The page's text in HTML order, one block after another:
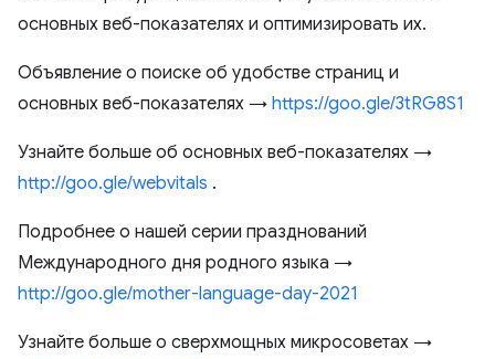
основных веб-показателях и оптимизировать их.
Объявление о поиске об удобстве страниц и
основных веб-показателях → https://goo.gle/3tRG8S1
Узнайте больше об основных веб-показателях →
http://goo.gle/webvitals .
Подробнее о нашей серии празднований
Международного дня родного языка →
http://goo.gle/mother-language-day-2021
Узнайте больше о сверхмощных микросоветах →